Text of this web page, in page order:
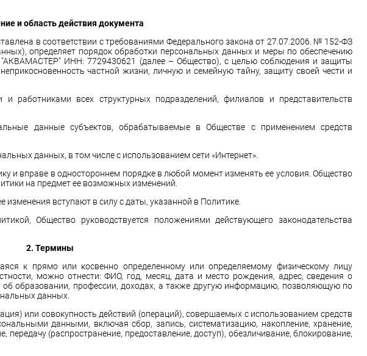
и область действия документа
в соответствии с требованиями Федерального закона от 27.07.2006. № 152-ФЗ
определяет порядок обработки персональных данных и меры по обеспечению
ИНН: 7729430621 (далее – Общество), с целью соблюдения и защиты
частной жизни, личную и семейную тайну, защиту своей чести и
и работниками всех структурных подразделений, филиалов и представительств
данные субъектов, обрабатываемые в Обществе с применением средств
данных, в том числе с использованием сети «Интернет».
и вправе в одностороннем порядке в любой момент изменять ее условия. Общество
на предмет ее возможных изменений.
вступают в силу с даты, указанной в Политике.
Общество руководствуется положениями действующего законодательства
2. Термины
к прямо или косвенно определенному или определяемому физическому лицу
можно отнести: ФИО, год, месяц, дата и место рождения, адрес, сведения о
образовании, профессии, доходах, а также другую информацию, позволяющую по
данных.
или совокупность действий (операций), совершаемых с использованием средств
данными, включая сбор, запись, систематизацию, накопление, хранение,
передачу (распространение, предоставление, доступ), обезличивание, блокирование,